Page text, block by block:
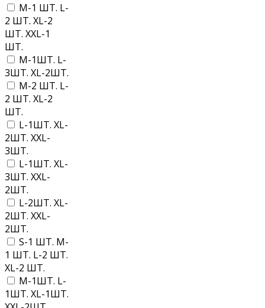
M-1 ШТ. L-
2 ШТ. XL-2
ШТ. XXL-1
ШТ.
M-1ШТ. L-
3ШТ. XL-2ШТ.
M-2 ШТ. L-
2 ШТ. XL-2
ШТ.
L-1ШТ. XL-
2ШТ. XXL-
3ШТ.
L-1ШТ. XL-
3ШТ. XXL-
2ШТ.
L-2ШТ. XL-
2ШТ. XXL-
2ШТ.
S-1 ШТ. M-
1 ШТ. L-2 ШТ.
XL-2 ШТ.
M-1ШТ. L-
1ШТ. XL-1ШТ.